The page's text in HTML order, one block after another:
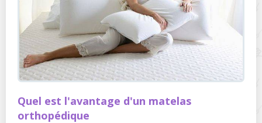
Quel est l'avantage d'un matelas
orthopédique